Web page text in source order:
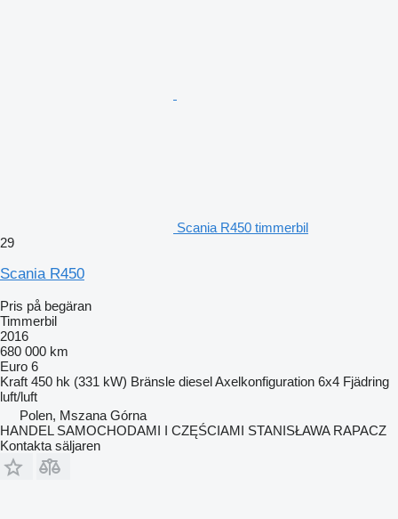
Scania R450 timmerbil
29
Scania R450
Pris på begäran
Timmerbil
2016
680 000 km
Euro 6
Kraft 450 hk (331 kW) Bränsle dieselAxelkonfiguration 6x4 Fjädring
luft/luft
Polen, Mszana Górna
HANDEL SAMOCHODAMI I CZĘŚCIAMI STANISŁAWA RAPACZ
Kontakta säljaren